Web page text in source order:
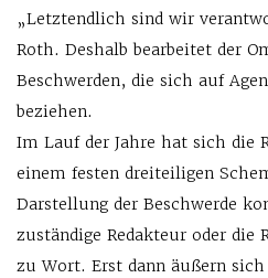
„Letztendlich sind wir
Roth. Deshalb bearbeitet der
Beschwerden, die sich auf
beziehen.
Im Lauf der Jahre hat sich die
einem festen dreiteiligen
Darstellung der Beschwerde
zuständige Redakteur oder die
zu Wort. Erst dann äußern